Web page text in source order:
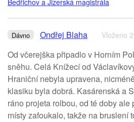
Bedřichov a Jizerská magistrála
Dávno Ondřej Blaha Vloženo
Od včerejška připadlo v Horním
sněhu. Celá Knížecí od
Hraniční nebyla upravena,
klasiku byla dobrá. Kasárenská a
ráno projeta rolbou, od té doby
místy zafoukalo, takže na bruslení